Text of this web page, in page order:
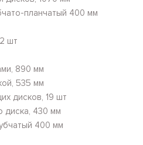
планчатый 400 мм
шт
890 мм
535 мм
дисков, 19 шт
диска, 430 мм
400 мм